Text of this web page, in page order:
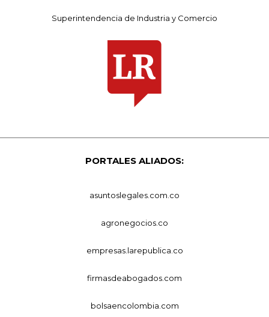
Superintendencia de Industria y Comercio
PORTALES ALIADOS:
asuntoslegales.com.co
agronegocios.co
empresas.larepublica.co
firmasdeabogados.com
bolsaencolombia.com